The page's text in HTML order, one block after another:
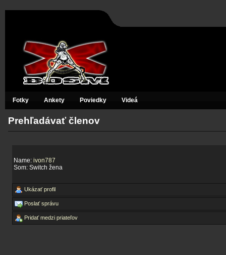
Fotky Ankety Poviedky Videá
Prehľadávať členov
Name: ivon787
Som: Switch žena
Ukázať profil
Poslať správu
Pridať medzi priateľov